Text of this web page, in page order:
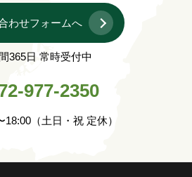
わせフォームへ
365日 常時受付中
977-2350
18:00（土日・祝 定休）